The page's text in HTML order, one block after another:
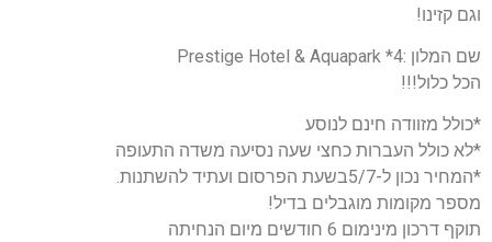
וגם קזינו!
שם המלון :4* Prestige Hotel & Aquapark
הכל כלול!!!
*כולל מזוודה חינם לנוסע
*לא כולל העברות כחצי שעה נסיעה משדה התעופה
*המחיר נכון ל-5/7בשעת הפרסום ועתיד להשתנות.
מספר מקומות מוגבלים בדיל!
תוקף דרכון מינימום 6 חודשים מיום הנחיתה